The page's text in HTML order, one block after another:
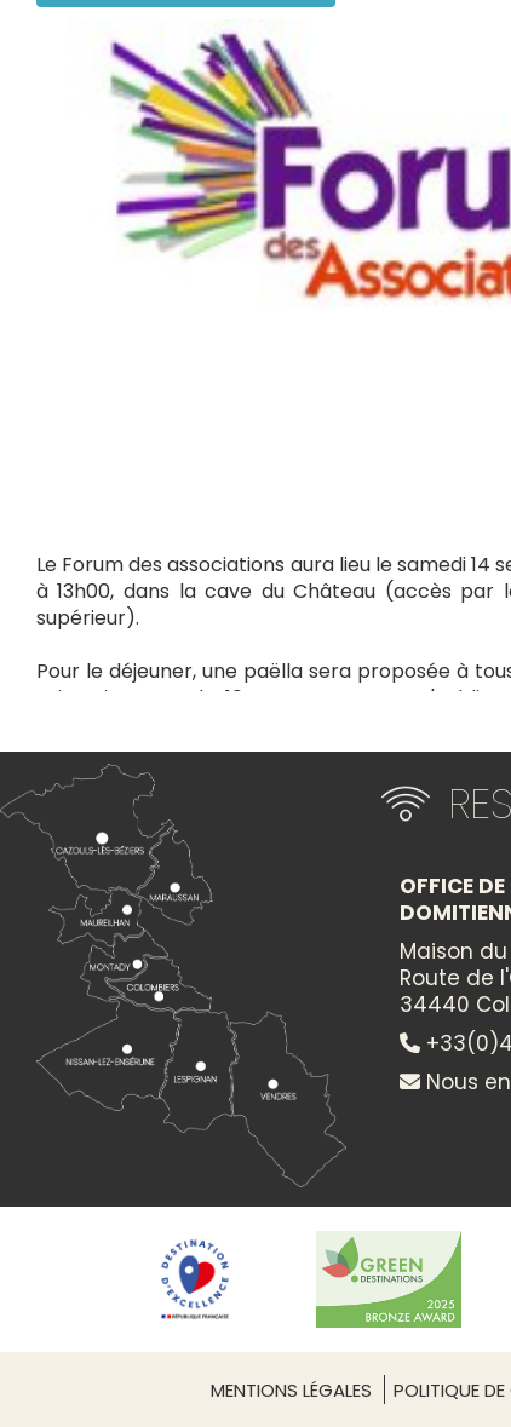
Le Forum des associations aura lieu le samedi 14
à 13h00, dans la cave du Château (accès par
supérieur).
Pour le déjeuner, une paëlla sera proposée à
prix unique est de 10€ par personne.
Les tickets pour le repas seront en vente
septembre 2024, à l'Office du Tourisme (Cave du
L'intégralité des bénéfices de cette journée sera
contre le cancer. Venez nombreux pour
découvrant les associations locales !
Itinéraire vers
FORUM DES ASSOCIATIONS DE
OFFICE
Maison
Route de
34440
Nous
MENTIONS LÉGALES POLITIQUE